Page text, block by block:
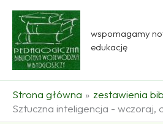
Przejdź
treści
wspomagamy
edukację
Strona główna
zestawienia
Sztuczna inteligencja - wczoraj,